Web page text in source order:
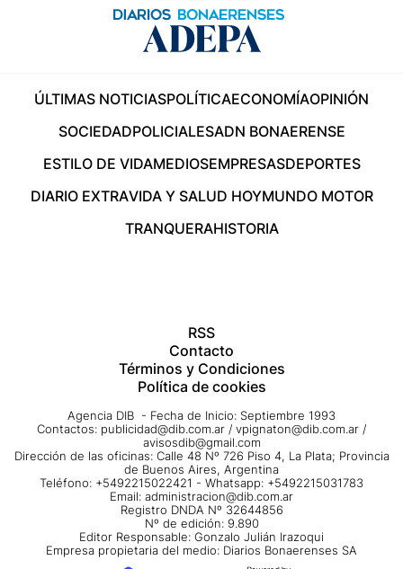
ÚLTIMAS NOTICIASPOLÍTICAECONOMÍAOPINIÓN
SOCIEDADPOLICIALESADN BONAERENSE
ESTILO DE VIDAMEDIOSEMPRESASDEPORTES
DIARIO EXTRAVIDA Y SALUD HOYMUNDO MOTOR
TRANQUERAHISTORIA
RSS
Contacto
Términos y Condiciones
Política de cookies
Agencia DIB - Fecha de Inicio: Septiembre 1993
Contactos: publicidad@dib.com.ar / vpignaton@dib.com.ar /
avisosdib@gmail.com
Dirección de las oficinas: Calle 48 Nº 726 Piso 4, La Plata; Provincia
de Buenos Aires, Argentina
Teléfono: +5492215022421 - Whatsapp: +5492215031783
Email: administracion@dib.com.ar
Registro DNDA Nº 32644856
Nº de edición: 9.890
Editor Responsable: Gonzalo Julián Irazoqui
Empresa propietaria del medio: Diarios Bonaerenses SA